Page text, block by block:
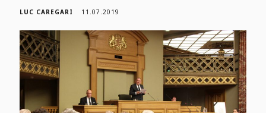
LUC CAREGARI 11.07.2019